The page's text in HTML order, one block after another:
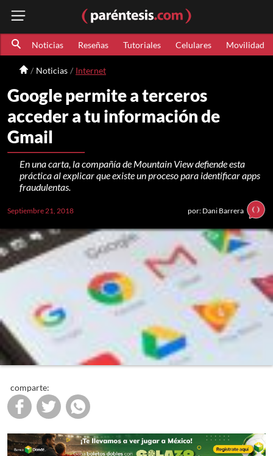
Noticias Reseñas Tutoriales Celulares Movilidad
Noticias Internet
Google permite a terceros
acceder a tu información de
Gmail
En una carta, la compañía de Mountain View defiende esta
práctica al explicar que existe un proceso para identificar apps
fraudulentas.
Septiembre 21, 2018 por: Dani Barrera
comparte: